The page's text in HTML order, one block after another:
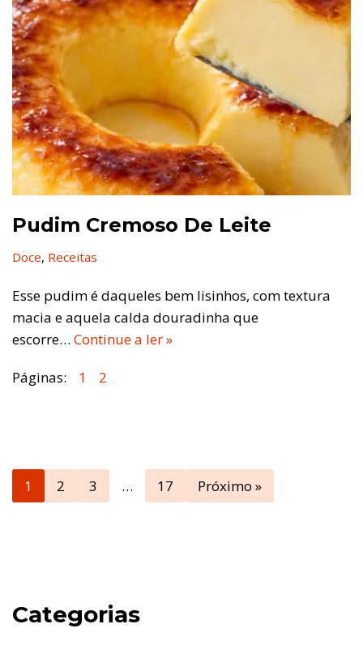
Pudim Cremoso De Leite
Doce, Receitas
Esse pudim é daqueles bem lisinhos, com textura
macia e aquela calda douradinha que
escorre… Continue a ler »
Páginas: 1 2
1 2 3 … 17 Próximo »
Categorias